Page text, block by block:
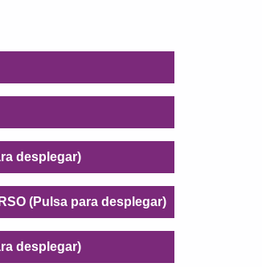
desplegar)
(Pulsa para desplegar)
desplegar)